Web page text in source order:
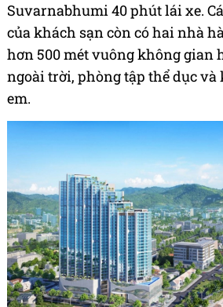
Suvarnabhumi 40 phút lái xe.
của khách sạn còn có hai nhà
hơn 500 mét vuông không gian
ngoài trời, phòng tập thể dục
em.